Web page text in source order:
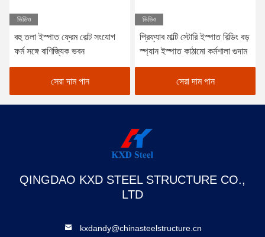
ভিডিও
বহু তলা ইস্পাত ফ্রেম বোল্ট সংযোগ
ফর্ম সঙ্গে বাণিজ্যিক ভবন
সেরা দাম পান
ভিডিও
প্রিফ্যাব মাল্টি স্টোরি ইস্পাত বিল্ডিং বড়
স্প্যান ইস্পাত কাঠামো কর্মশালা গুদাম
সেরা দাম পান
QINGDAO KXD STEEL STRUCTURE CO.,
LTD
kxdandy@chinasteelstructure.cn